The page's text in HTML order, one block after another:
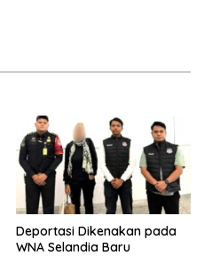
Deportasi Dikenakan pada
WNA Selandia Baru